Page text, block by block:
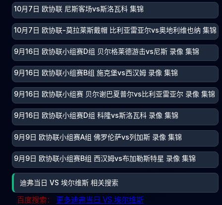
10月7日 欧协联 尼斯客场vs斯洛瓦科 集锦
10月7日 欧协联-莫拉莱斯戴帽 比利亚雷亚尔vs奥地利维也纳 集锦
9月16日 欧协联小组赛D组 贝尔格莱德游击vs尼斯 录像 集锦
9月16日 欧协联小组赛B组 施克堡vs西汉姆 录像 集锦
9月16日 欧协联小组赛 贝尔谢巴夏普尔vs比利亚雷亚尔 录像 集锦
9月16日 欧协联小组赛D组 科隆vs斯洛瓦科 录像 集锦
9月9日 欧协联小组赛A组 佛罗伦萨vs列加斯 录像 集锦
9月9日 欧协联小组赛B组 西汉姆vs布加勒斯特星 录像 集锦
迪弗当日 VS 埃尔维斯 相关搜索
百度搜索：
更多迪弗当日 VS 埃尔维斯